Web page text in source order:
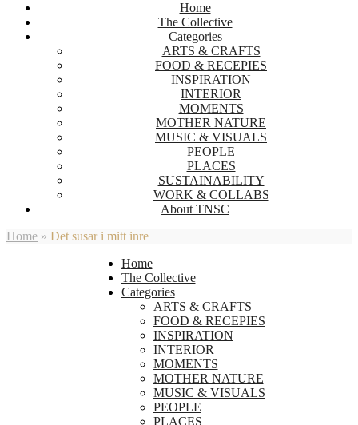
Home
The Collective
Categories
ARTS & CRAFTS
FOOD & RECEPIES
INSPIRATION
INTERIOR
MOMENTS
MOTHER NATURE
MUSIC & VISUALS
PEOPLE
PLACES
SUSTAINABILITY
WORK & COLLABS
About TNSC
Home » Det susar i mitt inre
Home
The Collective
Categories
ARTS & CRAFTS
FOOD & RECEPIES
INSPIRATION
INTERIOR
MOMENTS
MOTHER NATURE
MUSIC & VISUALS
PEOPLE
PLACES